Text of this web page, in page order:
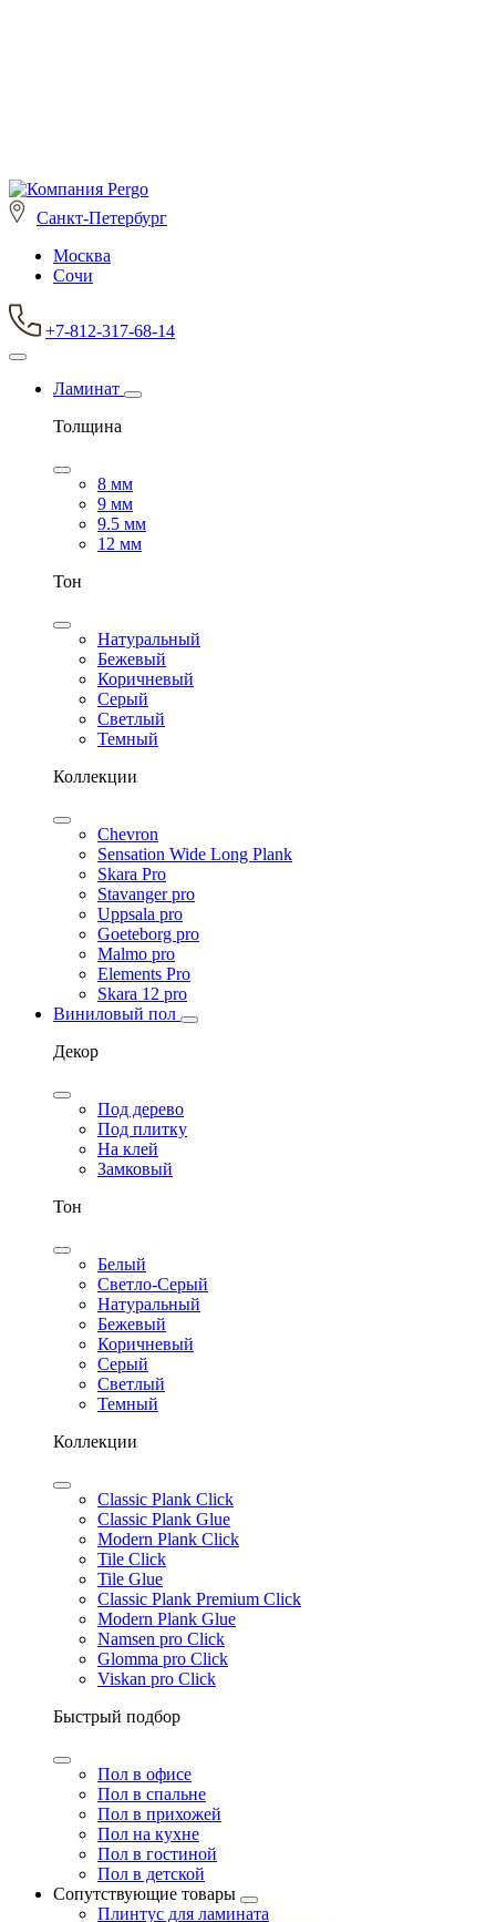
Санкт-Петербург
Москва
Сочи
+7-812-317-68-14
Ламинат
Толщина
8 мм
9 мм
9.5 мм
12 мм
Тон
Натуральный
Бежевый
Коричневый
Серый
Светлый
Темный
Коллекции
Chevron
Sensation Wide Long Plank
Skara Pro
Stavanger pro
Uppsala pro
Goeteborg pro
Malmo pro
Elements Pro
Skara 12 pro
Виниловый пол
Декор
Под дерево
Под плитку
На клей
Замковый
Тон
Белый
Светло-Серый
Натуральный
Бежевый
Коричневый
Серый
Светлый
Темный
Коллекции
Classic Plank Click
Classic Plank Glue
Modern Plank Click
Tile Click
Tile Glue
Classic Plank Premium Click
Modern Plank Glue
Namsen pro Click
Glomma pro Click
Viskan pro Click
Быстрый подбор
Пол в офисе
Пол в спальне
Пол в прихожей
Пол на кухне
Пол в гостиной
Пол в детской
Сопутствующие товары
Плинтус для ламината